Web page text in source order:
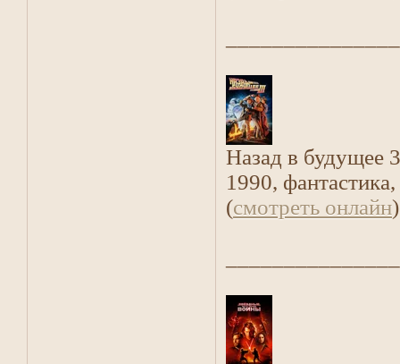
Назад в будущее 3
1990,
(смотреть онлайн)